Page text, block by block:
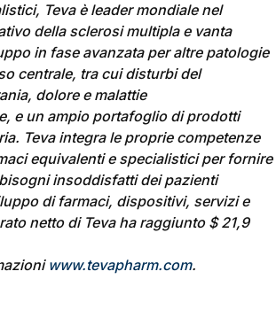
Teva è leader mondiale nel
della sclerosi multipla e vanta
in fase avanzata per altre patologie
centrale, tra cui disturbi del
dolore e malattie
e un ampio portafoglio di prodotti
Teva integra le proprie competenze
equivalenti e specialistici per fornire
insoddisfatti dei pazienti
di farmaci, dispositivi, servizi e
netto di Teva ha raggiunto $ 21,9
www.tevapharm.com.